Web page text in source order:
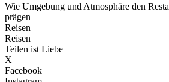
Wie Umgebung und Atmosphäre den
prägen
Reisen
Reisen
Teilen ist Liebe
X
Facebook